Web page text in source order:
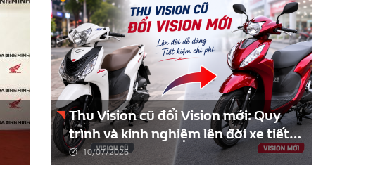
Thu Vision cũ đổi Vision mới: Quy
trình và kinh nghiệm lên đời xe tiết
kiệm10/07/2026